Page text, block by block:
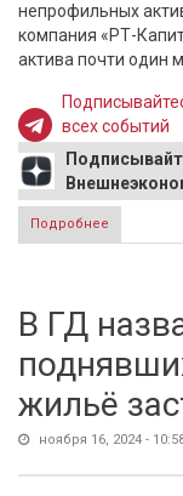
непрофильных
компания «РТ-
актива почти один
всех событий
Подробнее
В ГД
жильё
ноября 16, 2024 -